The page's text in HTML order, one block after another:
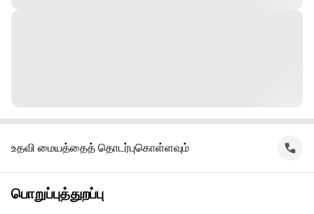
உதவி மையத்தைத் தொடர்புகொள்ளவும்
பொறுப்புத்துறப்பு